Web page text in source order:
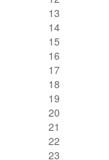
13
14
15
16
17
18
19
20
21
22
23